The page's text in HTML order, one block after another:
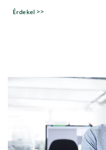
Érdekel >>